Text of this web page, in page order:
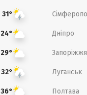
31°
24° Дніпро
29° Запоріжжя
32° Луганськ
36° Полтава